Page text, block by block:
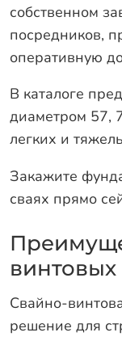
собственном
посредников,
оперативную
В каталоге
диаметром 57,
легких и
Закажите
сваях прямо
Свайно-
решение для